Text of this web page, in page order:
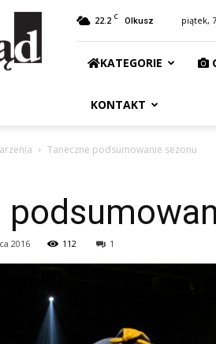
22.2 C Olkusz piątek,
KATEGORIE
KONTAKT
Taneczne podsumowanie sezonu
2016 112 1